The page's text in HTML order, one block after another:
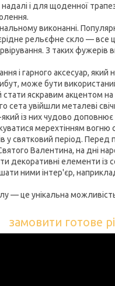
і для щоденної
виконанні.
рельєфне скло —
З таких фужерів
і гарного аксесуар,
може бути
яскравим акцентом на
увійшли металеві
із них чудово доповнює
мерехтінням вогню
святковий період. Перед
Валентина, на дні
елементи із
ними інтер'єр,
— це унікальна
замовити готове